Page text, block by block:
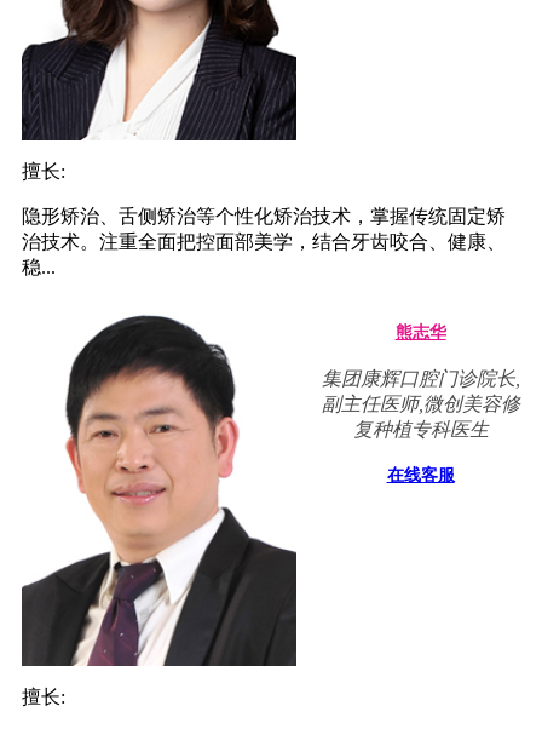
擅长:
隐形矫治、舌侧矫治等个性化矫治技术，掌握传统固定矫
治技术。注重全面把控面部美学，结合牙齿咬合、健康、
稳...
熊志华
集团康辉口腔门诊院长,
副主任医师,微创美容修
复种植专科医生
在线客服
擅长: